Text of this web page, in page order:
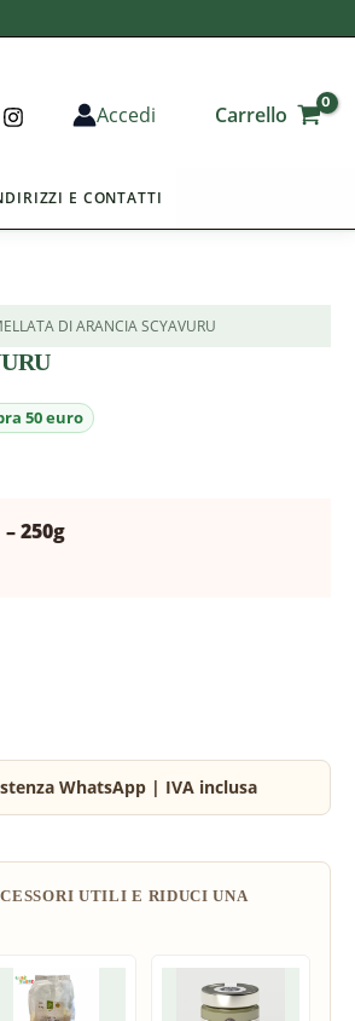
Accedi Carrello
E CONTATTI
DI ARANCIA SCYAVURU
250g